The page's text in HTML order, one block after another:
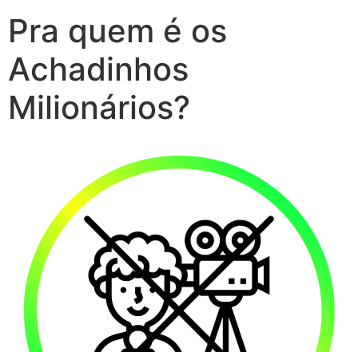
Pra quem é os
Achadinhos
Milionários?